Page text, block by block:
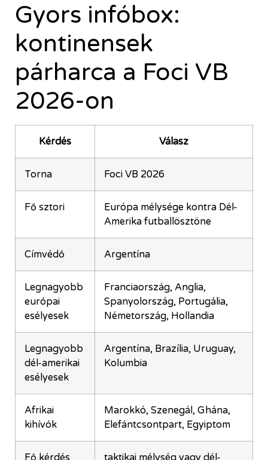
Gyors infóbox:
kontinensek
párharca a Foci VB
2026-on
Kérdés Válasz
Torna Foci VB 2026
Fő sztori
Európa mélysége kontra Dél-
Amerika futballösztöne
Címvédő Argentína
Legnagyobb
európai
esélyesek
Franciaország, Anglia,
Spanyolország, Portugália,
Németország, Hollandia
Legnagyobb
dél-amerikai
esélyesek
Argentína, Brazília, Uruguay,
Kolumbia
Afrikai
kihívók
Marokkó, Szenegál, Ghána,
Elefántcsontpart, Egyiptom